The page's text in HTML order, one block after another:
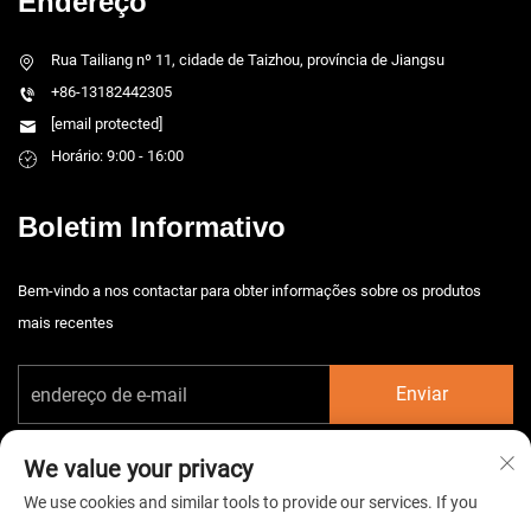
Rua Tailiang nº 11, cidade de Taizhou, província de Jiangsu
+86-13182442305
[email protected]
Horário: 9:00 - 16:00
Boletim Informativo
Bem-vindo a nos contactar para obter informações sobre os produtos
mais recentes
Enviar
We value your privacy
We use cookies and similar tools to provide our services. If you